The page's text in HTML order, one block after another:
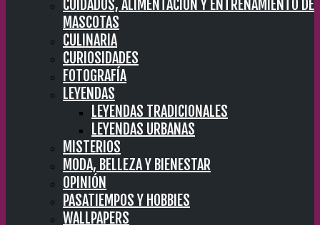
CUIDADOS, ALIMENTACIÓN Y ENTRENAMIENTO DE
MASCOTAS
CULINARIA
CURIOSIDADES
FOTOGRAFÍA
LEYENDAS
LEYENDAS TRADICIONALES
LEYENDAS URBANAS
MISTERIOS
MODA, BELLEZA Y BIENESTAR
OPINIÓN
PASATIEMPOS Y HOBBIES
WALLPAPERS